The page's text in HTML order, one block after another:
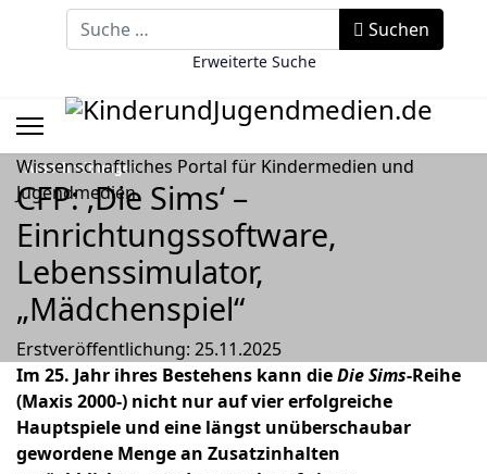
Suchbegriff eingeben
Suchen
Erweiterte Suche
Wissenschaftliches Portal für Kindermedien und
Jugendmedien
Ausschreibungen
CFP: ‚Die Sims‘ –
Einrichtungssoftware,
Lebenssimulator,
„Mädchenspiel“
Erstveröffentlichung: 25.11.2025
Im 25. Jahr ihres Bestehens kann dieDie Sims-Reihe
(Maxis 2000-) nicht nur auf vier erfolgreiche
Hauptspiele und eine längst unüberschaubar
gewordene Menge an Zusatzinhalten